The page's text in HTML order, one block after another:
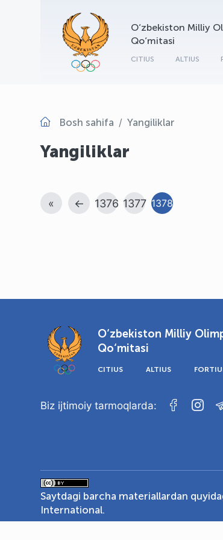
O‘zbekiston Milliy
Qo‘mitasi
CITIUS ALTIUS
Bosh sahifa Yangiliklar
Yangiliklar
« ← 1376 1377 1378
O‘zbekiston Milliy
Qo‘mitasi
CITIUS ALTIUS
Biz ijtimoiy tarmoqlarda:
Saytdagi barcha materiallardan
International.